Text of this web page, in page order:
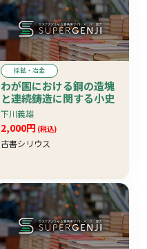
採鉱・冶金
わが国における鋼の造塊
と連続鋳造に関する小史
下川義雄
2,000円 (税込)
古書シリウス